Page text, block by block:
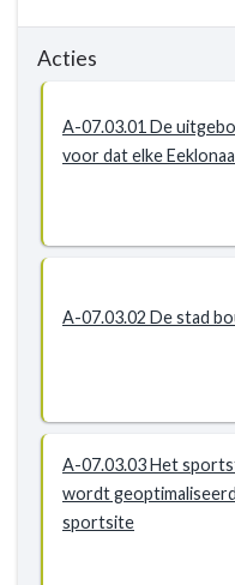
Acties
A-07.03.01 De
voor dat elke
A-07.03.02 De stad
A-07.03.03 Het
wordt
sportsite